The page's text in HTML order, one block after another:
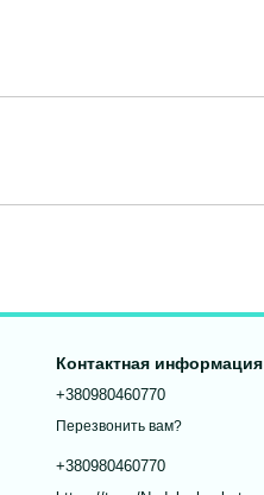
Контактная информация
+380980460770
Перезвонить вам?
+380980460770